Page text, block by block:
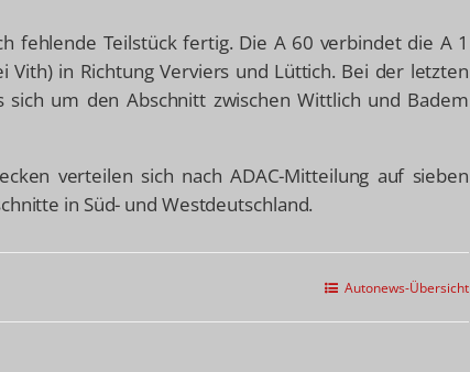
fehlende Teilstück fertig. Die A 60 verbindet die A 1
Vith) in Richtung Verviers und Lüttich. Bei der letzten
um den Abschnitt zwischen Wittlich und Badem
verteilen sich nach ADAC-Mitteilung auf sieben
in Süd- und Westdeutschland.
Autonews-Übersicht